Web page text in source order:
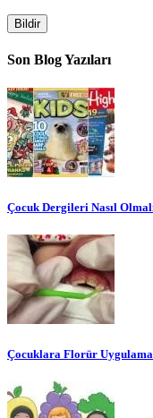
Bildir
Son Blog Yazıları
Çocuk Dergileri Nasıl
Çocuklara Florür